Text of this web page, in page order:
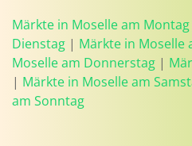
Märkte in Moselle am Montag
Dienstag | Märkte in Moselle
Moselle am Donnerstag |
| Märkte in Moselle am
am Sonntag